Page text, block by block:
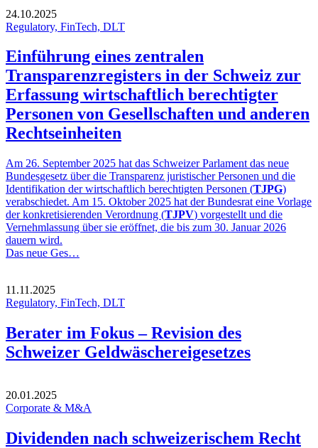
24.10.2025
Regulatory, FinTech, DLT
Einführung eines zentralen
Transparenzregisters in der Schweiz zur
Erfassung wirtschaftlich berechtigter
Personen von Gesellschaften und anderen
Rechtseinheiten
Am 26. September 2025 hat das Schweizer Parlament das neue
Bundesgesetz über die Transparenz juristischer Personen und die
Identifikation der wirtschaftlich berechtigten Personen (TJPG)
verabschiedet. Am 15. Oktober 2025 hat der Bundesrat eine Vorlage
der konkretisierenden Verordnung (TJPV) vorgestellt und die
Vernehmlassung über sie eröffnet, die bis zum 30. Januar 2026
dauern wird.
Das neue Ges…
11.11.2025
Regulatory, FinTech, DLT
Berater im Fokus – Revision des
Schweizer Geldwäschereigesetzes
20.01.2025
Corporate & M&A
Dividenden nach schweizerischem Recht